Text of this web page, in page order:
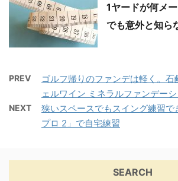
1ヤードが何メ
でも意外と知ら
PREV
ゴルフ帰りのファンデは軽く。
ェルワイン ミネラルファンデー
NEXT
狭いスペースでもスイング練習
プロ 2」で自宅練習
SEARCH